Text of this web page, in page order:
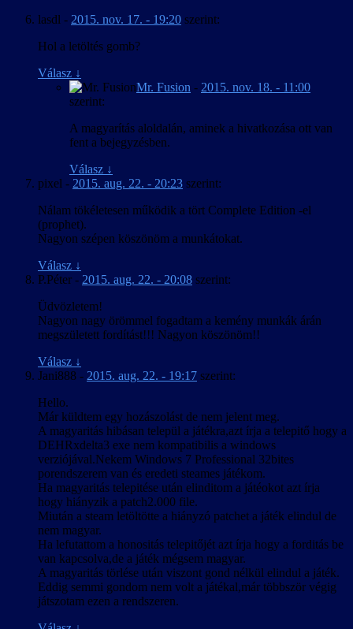
lasdl - 2015. nov. 17. - 19:20 szerint:
Hol a letöltés gomb?
Válasz ↓
Mr. Fusion - 2015. nov. 18. - 11:00
szerint:
A magyarítás aloldalán, aminek a hivatkozása ott van
fent a bejegyzésben.
Válasz ↓
pixel - 2015. aug. 22. - 20:23 szerint:
Nálam tökéletesen működik a tört Complete Edition -el
(prophet).
Nagyon szépen köszönöm a munkátokat.
Válasz ↓
P.Péter - 2015. aug. 22. - 20:08 szerint:
Üdvözletem!
Nagyon nagy örömmel fogadtam a kemény munkák árán
megszületett fordítást!!! Nagyon köszönöm!!
Válasz ↓
Jani888 - 2015. aug. 22. - 19:17 szerint:
Hello.
Már küldtem egy hozászolást de nem jelent meg.
A magyaritás hibásan települ a játékra,azt írja a telepitő hogy a
DEHRxdelta3 exe nem kompatibilis a windows
verziójával.Nekem Windows 7 Professional 32bites
porendszerem van és eredeti steames játékom.
Ha magyaritás telepitése után elinditom a játéokot azt írja
hogy hiányzik a patch2.000 file.
Miután a steam letöltötte a hiányzó patchet a játék elindul de
nem magyar.
Ha lefutattom a honositás telepitőjét azt írja hogy a forditás be
van kapcsolva,de a játék mégsem magyar.
A magyaritás törlése után viszont gond nélkül elindul a játék.
Eddig semmi gondom nem volt a játékal,már többször végig
játszotam ezen a rendszeren.